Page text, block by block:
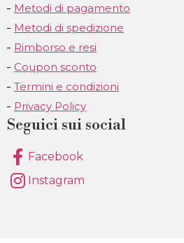
Metodi di pagamento
Metodi di spedizione
Rimborso e resi
Coupon sconto
Termini e condizioni
Privacy Policy
Seguici sui social
Facebook
Instagram